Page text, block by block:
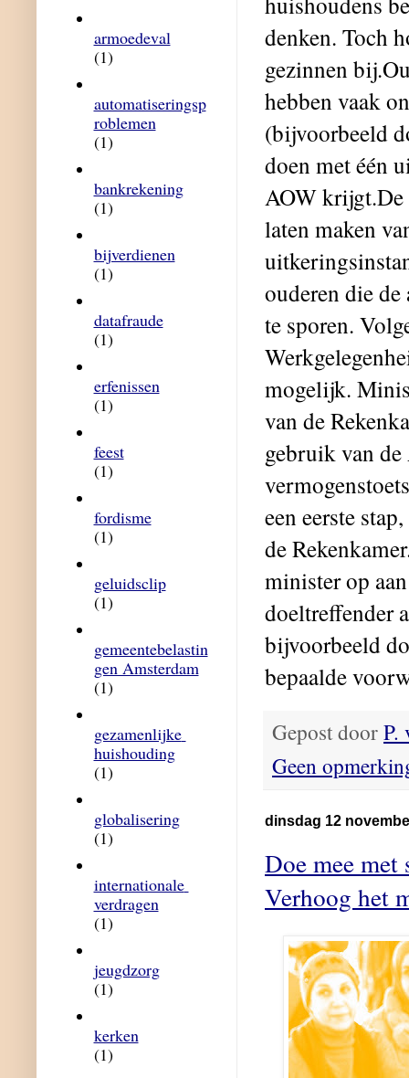
denken. Toch
gezinnen
hebben vaak
(bijvoorbeeld
doen met één
AOW krijgt.De
laten maken
ouderen die
te sporen.
mogelijk.
van de
gebruik van
een eerste
de
minister op
doeltreffender
bijvoorbeeld
bepaalde
Gepost doorP.
Geen
dinsdag 12
Doe mee met
Verhoog het
armoedeval
(1)
automatiseringsp
roblemen
(1)
bankrekening
(1)
bijverdienen
(1)
datafraude
(1)
erfenissen
(1)
feest
(1)
fordisme
(1)
geluidsclip
(1)
gemeentebelastin
gen Amsterdam
(1)
gezamenlijke
huishouding
(1)
globalisering
(1)
internationale
verdragen
(1)
jeugdzorg
(1)
kerken
(1)